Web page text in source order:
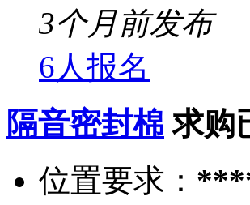
3个月前发布
6人报名
隔音密封棉 求购
位置要求：